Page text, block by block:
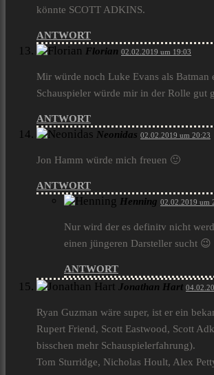
könnte SCOTT ADKINS.
ANTWORT
Florian 02.02.2019 um 19:03
Mir würde noch Luke Evans als Batman
Schauspieler würde mir in der Rolle gut
ANTWORT
Neonidas 02.02.2019 um 20:23
Jon Hamm würde mich freuen 🙂
ANTWORT
Henning 02.02.2019 um
Nur wird der es definitv nicht
einen jüngeren Darsteller sucht 😉
ANTWORT
Jonathan Hart
Ryan Guzman wäre super, ist er ein
Rupert Friend, Scott Eastwood, Scott
bisschen mehr Schauspielerfahrung).
Tom Sturridge, Nicholas Hoult, Alex